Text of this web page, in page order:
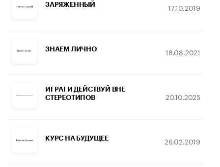
ЗАРЯЖЕННЫЙ 17.10.2019
ЗНАЕМ ЛИЧНО 18.08.2021
ИГРAI И ДЕЙСТВУЙ ВНЕ
СТЕРЕОТИПОВ
20.10.2025
КУРС НА БУДУЩЕЕ 26.02.2019